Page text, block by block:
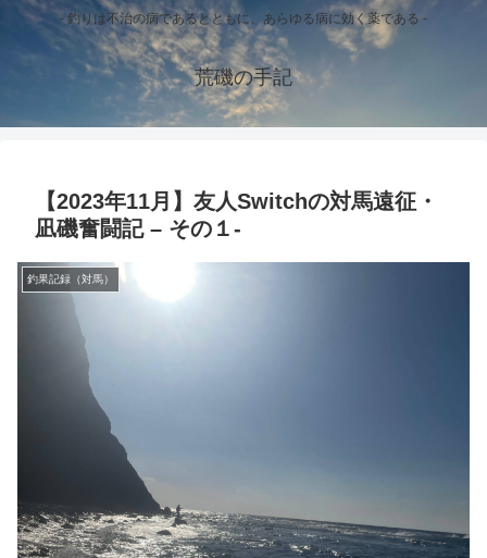
- 釣りは不治の病であるとともに、あらゆる病に効く薬である -
荒磯の手記
【2023年11月】友人Switchの対馬遠征・
凪磯奮闘記 – その１-
釣果記録（対馬）